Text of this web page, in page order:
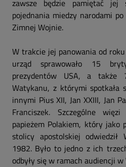
zawsze będzie pamiętać
pojednania miedzy narodami
Zimnej Wojnie.
W trakcie jej panowania od
urząd sprawowało 15
prezydentów USA, a także
Watykanu, z którymi spotkała
innymi Pius XII, Jan XXIII, Jan
Franciszek. Szczególne
papieżem Polakiem, który jako
stolicy apostolskiej
1982. Było to jedno z ich
odbyły się w ramach audiencji